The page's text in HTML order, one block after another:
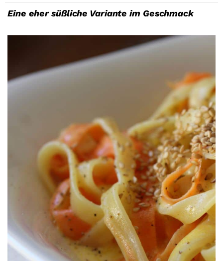
Eine eher süßliche Variante im Geschmack